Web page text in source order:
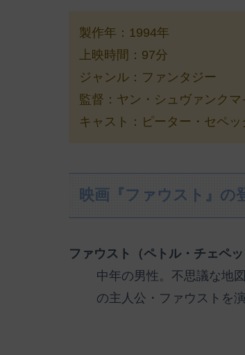
製作年：1994年
上映時間：97分
ジャンル：ファンタジー
監督：ヤン・シュヴァンクマ
キャスト：ピーター・セペ
映画『ファウスト』の
ファウスト（ペトル・チェペッ
中年の男性。不思議な地
の主人公・ファウストを